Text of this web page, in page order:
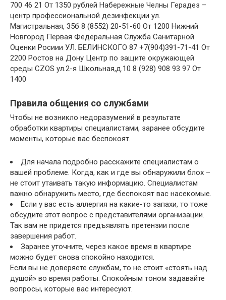
700 46 21 От 1350 рублей Набережные Челны Герадез –
центр профессиональной дезинфекции ул.
Магистральная, 35б 8 (8552) 20-51-60 От 1200 Нижний
Новгород Первая Федеральная Служба Санитарной
Оценки Росиии УЛ. БЕЛИНСКОГО 87 +7(904)391-71-41 От
2200 Ростов на Дону Центр по защите окружающей
среды CZOS ул.2-я Школьная,д.10 8 (928) 908 93 97 От
1400
Правила общения со службами
Чтобы не возникло недоразумений в результате
обработки квартиры специалистами, заранее обсудите
моменты, которые вас беспокоят.
Для начала подробно расскажите специалистам о
вашей проблеме. Когда, как и где вы обнаружили блох –
не стоит утаивать такую информацию. Специалистам
важно обнаружить место, где беспокоят вас насекомые.
Если у вас есть аллергия на какие-то запахи, то тоже
обсудите этот вопрос с представителями организации.
Так вам не придется предъявлять претензии после
завершения работ.
Заранее уточните, через какое время в квартире
можно будет снова спокойно находится.
Если вы не доверяете службам, то не стоит «стоять над
душой» во время работы. Спокойным тоном задавайте
вопросы, которые вас интересуют.